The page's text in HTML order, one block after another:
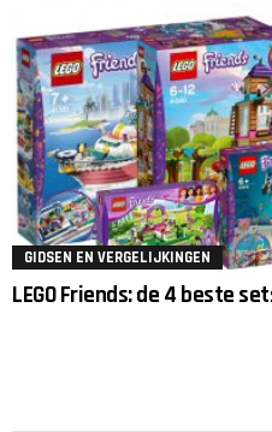
GIDSEN EN VERGELIJKINGEN
LEGO Friends: de 4 beste